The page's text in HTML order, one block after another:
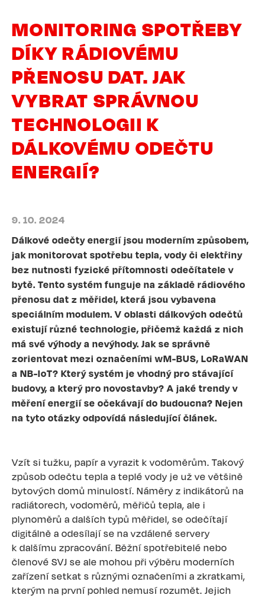
MONITORING SPOTŘEBY
DÍKY RÁDIOVÉMU
PŘENOSU DAT. JAK
VYBRAT SPRÁVNOU
TECHNOLOGII K
DÁLKOVÉMU ODEČTU
ENERGIÍ?
9. 10. 2024
Dálkové odečty energií jsou moderním způsobem,
jak monitorovat spotřebu tepla, vody či elektřiny
bez nutnosti fyzické přítomnosti odečítatele v
bytě. Tento systém funguje na základě rádiového
přenosu dat z měřidel, která jsou vybavena
speciálním modulem. V oblasti dálkových odečtů
existují různé technologie, přičemž každá z nich
má své výhody a nevýhody. Jak se správně
zorientovat mezi označeními wM-BUS, LoRaWAN
a NB-IoT? Který systém je vhodný pro stávající
budovy, a který pro novostavby? A jaké trendy v
měření energií se očekávají do budoucna? Nejen
na tyto otázky odpovídá následující článek.
Vzít si tužku, papír a vyrazit k vodoměrům. Takový
způsob odečtu tepla a teplé vody je už ve většině
bytových domů minulostí. Náměry z indikátorů na
radiátorech, vodoměrů, měřičů tepla, ale i
plynoměrů a dalších typů měřidel, se odečítají
digitálně a odesílají se na vzdálené servery
k dalšímu zpracování. Běžní spotřebitelé nebo
členové SVJ se ale mohou při výběru moderních
zařízení setkat s různými označeními a zkratkami,
kterým na první pohled nemusí rozumět. Jejich